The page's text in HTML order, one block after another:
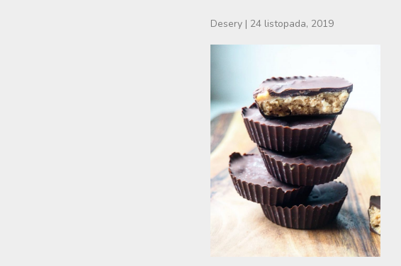
Desery | 24 listopada, 2019